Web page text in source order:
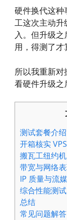
硬件换代这种
工这次主动升
入。但升级
用，得测了才
所以我重新
看硬件升级之
测试套餐介绍
开箱核实
搬瓦工纽约
带宽与网络
IP 质量与流
综合性能测
总结
常见问题解答